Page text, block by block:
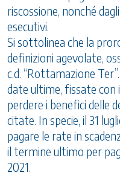
riscossione, nonché
esecutivi.
Si sottolinea che la
definizioni agevolate,
c.d. “Rottamazione
date ultime, fissate con
perdere i benefici delle
citate. In specie, il 31
pagare le rate in
il termine ultimo per
2021.